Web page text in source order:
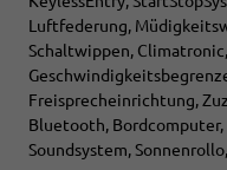
Luftfederung,
Schaltwippen,
Freisprecheinrichtung,
Bluetooth,
Soundsystem,